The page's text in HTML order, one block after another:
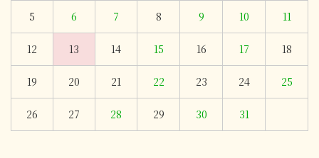
5 6 7 8 9 10 11
12 13 14 15 16 17 18
19 20 21 22 23 24 25
26 27 28 29 30 31